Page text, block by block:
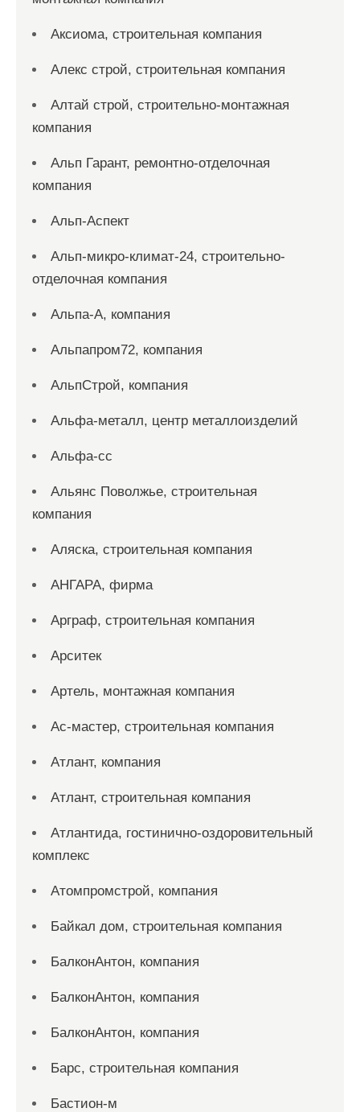
Аксиома, строительная компания
Алекс строй, строительная компания
Алтай строй, строительно-монтажная
компания
Альп Гарант, ремонтно-отделочная
компания
Альп-Аспект
Альп-микро-климат-24, строительно-
отделочная компания
Альпа-А, компания
Альпапром72, компания
АльпСтрой, компания
Альфа-металл, центр металлоизделий
Альфа-сс
Альянс Поволжье, строительная
компания
Аляска, строительная компания
АНГАРА, фирма
Арграф, строительная компания
Арситек
Артель, монтажная компания
Ас-мастер, строительная компания
Атлант, компания
Атлант, строительная компания
Атлантида, гостинично-оздоровительный
комплекс
Атомпромстрой, компания
Байкал дом, строительная компания
БалконАнтон, компания
БалконАнтон, компания
БалконАнтон, компания
Барс, строительная компания
Бастион-м